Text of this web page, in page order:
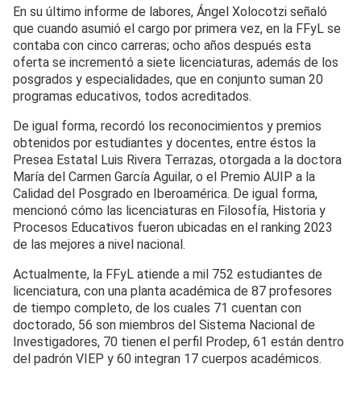
En su último informe de labores, Ángel Xolocotzi señaló
que cuando asumió el cargo por primera vez, en la FFyL se
contaba con cinco carreras; ocho años después esta
oferta se incrementó a siete licenciaturas, además de los
posgrados y especialidades, que en conjunto suman 20
programas educativos, todos acreditados.
De igual forma, recordó los reconocimientos y premios
obtenidos por estudiantes y docentes, entre éstos la
Presea Estatal Luis Rivera Terrazas, otorgada a la doctora
María del Carmen García Aguilar, o el Premio AUIP a la
Calidad del Posgrado en Iberoamérica. De igual forma,
mencionó cómo las licenciaturas en Filosofía, Historia y
Procesos Educativos fueron ubicadas en el ranking 2023
de las mejores a nivel nacional.
Actualmente, la FFyL atiende a mil 752 estudiantes de
licenciatura, con una planta académica de 87 profesores
de tiempo completo, de los cuales 71 cuentan con
doctorado, 56 son miembros del Sistema Nacional de
Investigadores, 70 tienen el perfil Prodep, 61 están dentro
del padrón VIEP y 60 integran 17 cuerpos académicos.